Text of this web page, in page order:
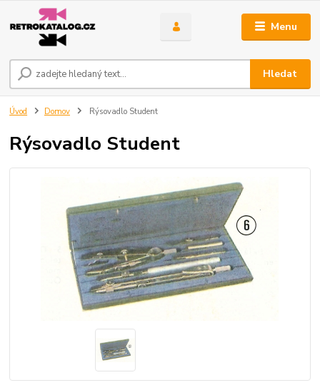
Menu
Hledat
Úvod Domov Rýsovadlo Student
Rýsovadlo Student